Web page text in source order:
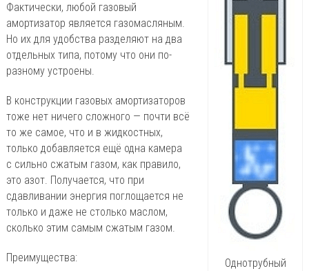
Однотрубный
Фактически, любой газовый
амортизатор является газомасляным.
Но их для удобства разделяют на два
отдельных типа, потому что они по-
разному устроены.
В конструкции газовых амортизаторов
тоже нет ничего сложного — почти всё
то же самое, что и в жидкостных,
только добавляется ещё одна камера
с сильно сжатым газом, как правило,
это азот. Получается, что при
сдавливании энергия поглощается не
только и даже не столько маслом,
сколько этим самым сжатым газом.
Преимущества: